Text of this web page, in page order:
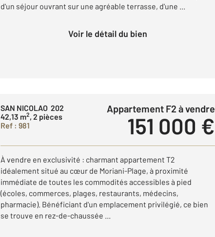
d'un séjour ouvrant sur une agréable terrasse, d'une ...
Voir le détail du bien
SAN NICOLAO 202
42,13 m2, 2 pièces
Ref : 981
Appartement F2 à vendre
151 000 €
À vendre en exclusivité : charmant appartement T2
idéalement situé au cœur de Moriani-Plage, à proximité
immédiate de toutes les commodités accessibles à pied
(écoles, commerces, plages, restaurants, médecins,
pharmacie). Bénéficiant d'un emplacement privilégié, ce bien
se trouve en rez-de-chaussée ...